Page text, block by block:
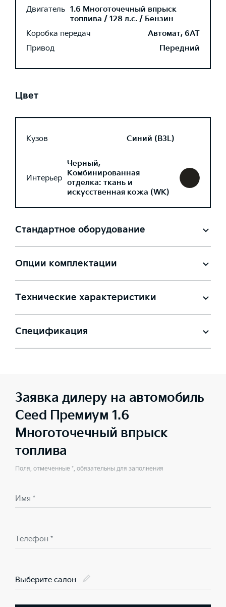
Двигатель 1.6 Многоточечный впрыск
топлива / 128 л.с. / Бензин
Коробка передач
Автомат, 6AT
Привод
Передний
Цвет
Кузов Синий (B3L)
Интерьер
Черный,
Комбинированная
отделка: ткань и
искусственная кожа (WK)
Стандартное оборудование
Опции комплектации
Технические характеристики
Спецификация
Заявка дилеру на автомобиль
Ceed Премиум 1.6
Многоточечный впрыск
топлива
Поля, отмеченные *, обязательны для заполнения
Имя *
Телефон *
Выберите салон